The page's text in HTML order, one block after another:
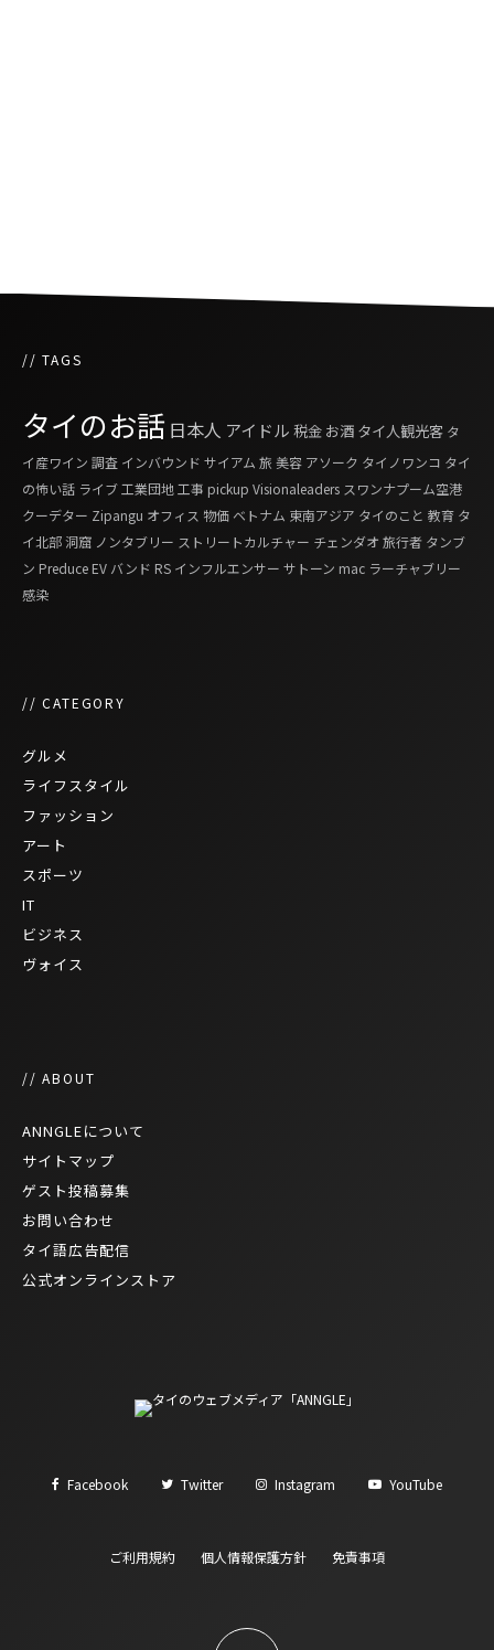
// TAGS
タイのお話 日本人 アイドル 税金 お酒 タイ人観光客 タ
イ産ワイン 調査 インバウンド サイアム 旅 美容 アソーク タイノワンコ タイ
の怖い話 ライブ工業団地工事 pickup Visionaleaders スワンナプーム空港
クーデター Zipangu オフィス 物価 ベトナム 東南アジア タイのこと 教育 タ
イ北部洞窟 ノンタブリー ストリートカルチャー チェンダオ 旅行者 タンブ
ン Preduce EV バンド RS インフルエンサー サトーン mac ラーチャブリー
感染
// CATEGORY
グルメ
ライフスタイル
ファッション
アート
スポーツ
IT
ビジネス
ヴォイス
// ABOUT
ANNGLEについて
サイトマップ
ゲスト投稿募集
お問い合わせ
タイ語広告配信
公式オンラインストア
Facebook Twitter Instagram YouTube
ご利用規約 個人情報保護方針 免責事項